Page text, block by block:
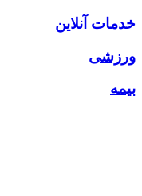
خدمات آنلاین
ورزشی
بیمه